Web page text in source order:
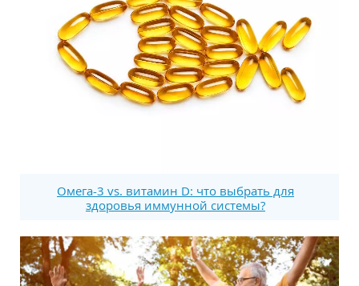
Омега-3 vs. витамин D: что выбрать для
здоровья иммунной системы?